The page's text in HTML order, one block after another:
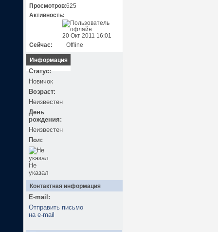
Просмотров:625
Активность:
20 Окт 2011 16:01
Сейчас:
Offline
Информация
Статус:
Новичок
Возраст:
Неизвестен
День
рождения:
Неизвестен
Пол:
Не
указал
Контактная информация
E-mail:
Отправить письмо
на e-mail